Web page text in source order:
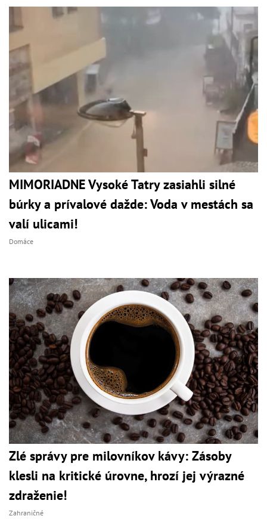
MIMORIADNE Vysoké Tatry zasiahli silné
búrky a prívalové dažde: Voda v mestách sa
valí ulicami!
Domáce
Zlé správy pre milovníkov kávy: Zásoby
klesli na kritické úrovne, hrozí jej výrazné
zdraženie!
Zahraničné